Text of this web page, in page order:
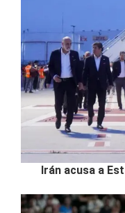
Irán acusa a